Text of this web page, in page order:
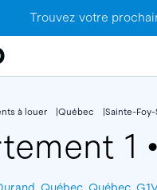
Trouvez votre
à louer Québec Sainte-
1 •
Québec, Québec,